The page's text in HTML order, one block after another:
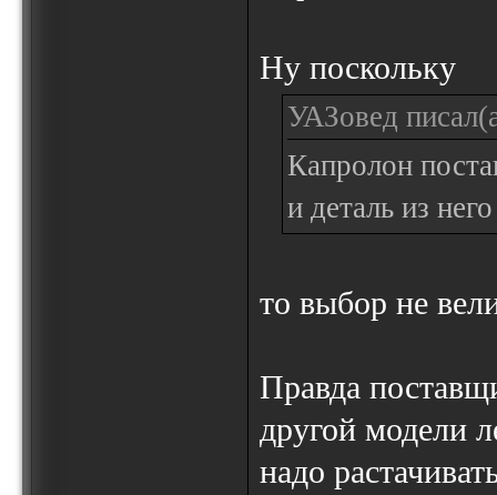
Ну поскольку
УАЗовед
Капролон
и деталь из
то выбор не
Правда
другой модели
надо